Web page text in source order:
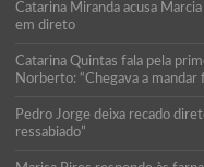
Catarina Miranda acusa
em direto
Catarina Quintas fala pela
Norberto: “Chegava a mandar
Pedro Jorge deixa recado
ressabiado”